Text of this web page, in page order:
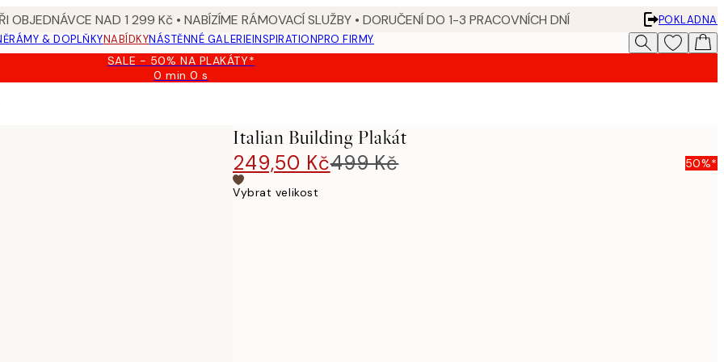
OBJEDNÁVCE NAD 1 299 Kč • NABÍZÍME RÁMOVACÍ SLUŽBY • DORUČENÍ DO 1-3 PRACOVNÍCH DNÍ
POKLADNA
RÁMY & DOPLŇKYNABÍDKYNÁSTĚNNÉ GALERIEINSPIRATIONPRO FIRMY
SALE - 50% NA PLAKÁTY*
0 min0 s
Platné
Italian Building Plakát
249,50 Kč499 Kč 50%*
Vybrat velikost